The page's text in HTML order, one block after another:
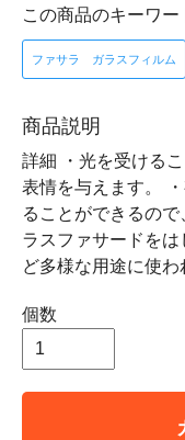
この商品のキーワー
ファサラ ガラスフィルム
商品説明
詳細 ・光を受ける
表情を与えます。
ることができるの
ラスファサードを
ど多様な用途に使
個数